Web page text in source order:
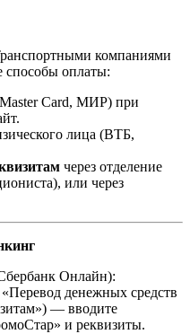
компаниями
способы оплаты:
Card, МИР) при
лица (ВТБ,
через отделение
или через
Онлайн):
денежных средств
— вводите
и реквизиты.